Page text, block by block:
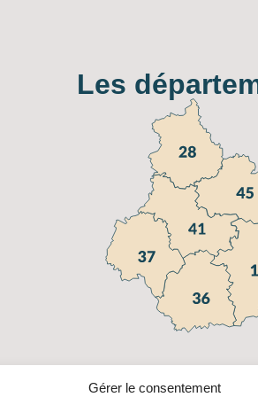
Gérer le consentement
Les